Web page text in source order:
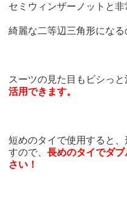
セミウィンザーノットと非
綺麗な二等辺三角形になる
スーツの見た目もビシっと
活用できます。
短めのタイで使用すると
すので、長めのタイでダ
さい！